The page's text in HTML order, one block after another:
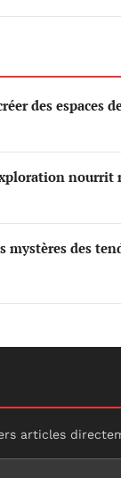
des espaces
nourrit
mystères des
articles